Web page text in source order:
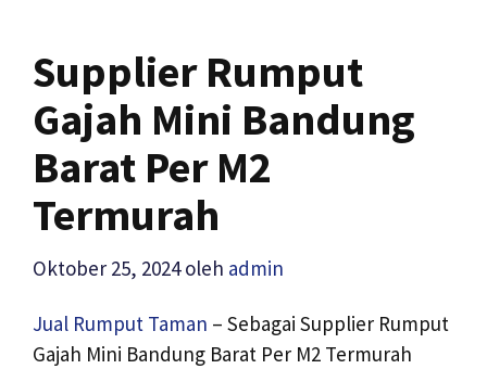
Supplier Rumput
Gajah Mini Bandung
Barat Per M2
Termurah
Oktober 25, 2024 oleh admin
Jual Rumput Taman – Sebagai Supplier Rumput
Gajah Mini Bandung Barat Per M2 Termurah